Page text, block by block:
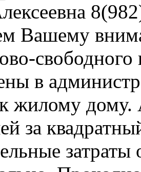
Вашему
в
жилому дому.
за
затраты